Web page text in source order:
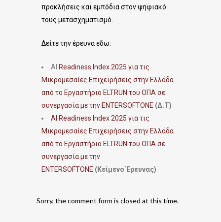
προκλήσεις και εμπόδια στον ψηφιακό
τους μετασχηματισμό.
Δείτε την έρευνα εδω:
AI Readiness Index 2025 για τις
Μικρομεσαίες Επιχειρήσεις στην Ελλάδα
από το Εργαστήριο ELTRUN του ΟΠΑ σε
συνεργασία με την ENTERSOFTONE (Δ.Τ)
AI Readiness Index 2025 για τις
Μικρομεσαίες Επιχειρήσεις στην Ελλάδα
από το Εργαστήριο ELTRUN του ΟΠΑ σε
συνεργασία με την
ENTERSOFTONE (Κείμενο Έρευνας)
Sorry, the comment form is closed at this time.